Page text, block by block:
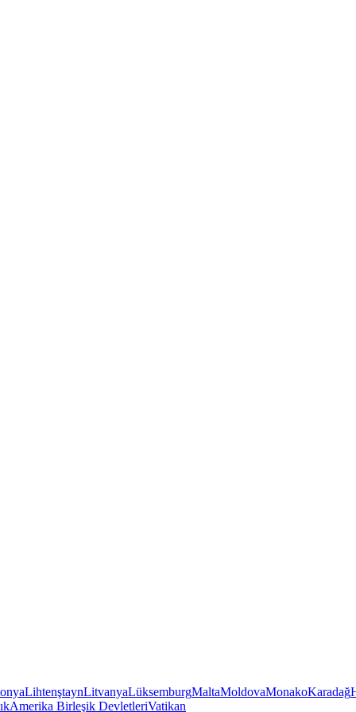
LihtenştaynLitvanyaLüksemburgMaltaMoldovaMonakoKaradağ
Amerika Birleşik DevletleriVatikan